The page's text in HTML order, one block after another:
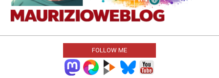
MAURIZIO
WEBLOG
FOLLOW ME